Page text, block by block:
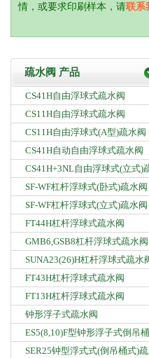
情，或要求印刷样本，请联系
疏水阀 产品
CS41H自由浮球式疏水阀
CS11H自由浮球式疏水阀
CS11H自由浮球式(A型)疏水阀
CS41H自动自由浮球式疏水阀
CS41H+3NL自由浮球式(立式)
SF-WF杠杆浮球式(卧式)疏水阀
SF-WF杠杆浮球式(立式)疏水阀
FT44H杠杆浮球式疏水阀
GMB6,GSB8杠杆浮球式疏水阀
SUNA23(26)H杠杆浮球式疏水
FT43H杠杆浮球式疏水阀
FT13H杠杆浮球式疏水阀
钟形浮子式疏水阀
ES5(8,10)F型钟形浮子式倒吊
SER25钟型浮式式(倒吊桶式)